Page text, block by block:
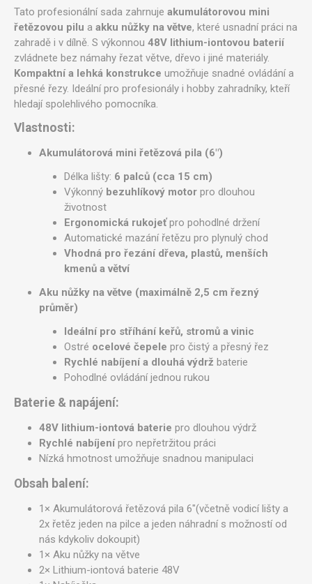
Tato profesionální sada zahrnuje akumulátorovou mini
řetězovou pilu a akku nůžky na větve, které usnadní práci na
zahradě i v dílně. S výkonnou 48V lithium-iontovou baterií
zvládnete bez námahy řezat větve, dřevo i jiné materiály.
Kompaktní a lehká konstrukce umožňuje snadné ovládání a
přesné řezy. Ideální pro profesionály i hobby zahradníky, kteří
hledají spolehlivého pomocníka.
Vlastnosti:
Akumulátorová mini řetězová pila (6")
Délka lišty: 6 palců (cca 15 cm)
Výkonný bezuhlíkový motor pro dlouhou
životnost
Ergonomická rukojeťpro pohodlné držení
Automatické mazání řetězu pro plynulý chod
Vhodná pro řezání dřeva, plastů, menších
kmenů a větví
Aku nůžky na větve (maximálně 2,5 cm řezný
průměr)
Ideální pro stříhání keřů, stromů a vinic
Ostré ocelové čepele pro čistý a přesný řez
Rychlé nabíjení a dlouhá výdrž baterie
Pohodlné ovládání jednou rukou
Baterie & napájení:
48V lithium-iontová baterie pro dlouhou výdrž
Rychlé nabíjenípro nepřetržitou práci
Nízká hmotnost umožňuje snadnou manipulaci
Obsah balení:
1× Akumulátorová řetězová pila 6"(včetně vodicí lišty a
2x řetěz jeden na pilce a jeden náhradní s možností od
nás kdykoliv dokoupit)
1× Aku nůžky na větve
2× Lithium-iontová baterie 48V